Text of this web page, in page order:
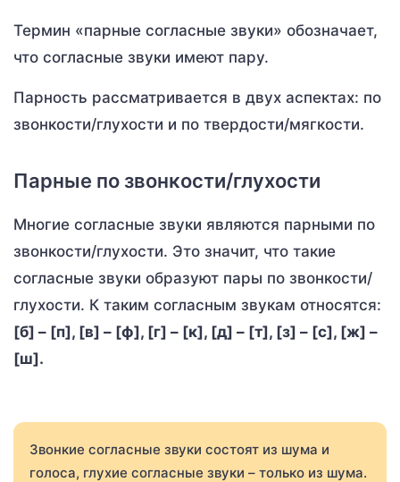
Термин «парные согласные звуки» обозначает,
что согласные звуки имеют пару.
Парность рассматривается в двух аспектах: по
звонкости/глухости и по твердости/мягкости.
Парные по звонкости/глухости
Многие согласные звуки являются парными по
звонкости/глухости. Это значит, что такие
согласные звуки образуют пары по звонкости/
глухости. К таким согласным звукам относятся:
[б] – [п], [в] – [ф], [г] – [к], [д] – [т], [з] – [с], [ж] –
[ш].
Звонкие согласные звуки состоят из шума и
голоса, глухие согласные звуки – только из шума.